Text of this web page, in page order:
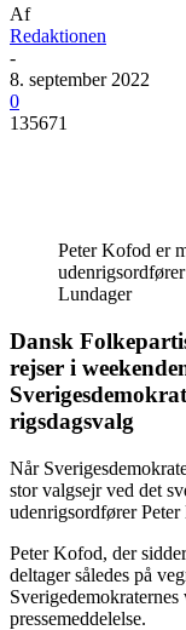
Af
Redaktionen
-
8. september 2022
0
135671
Peter Kofod er
Lundager
Dansk
rejser i
rigsdagsvalg
Når
stor valgsejr ved det
udenrigsordfører
Peter Kofod, der
deltager således på
pressemeddelelse.